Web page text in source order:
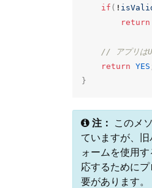
if ( !
return
// アプリは
return YES
}
注： このメ
ていますが、
ォームを使用
応するために
要があります。